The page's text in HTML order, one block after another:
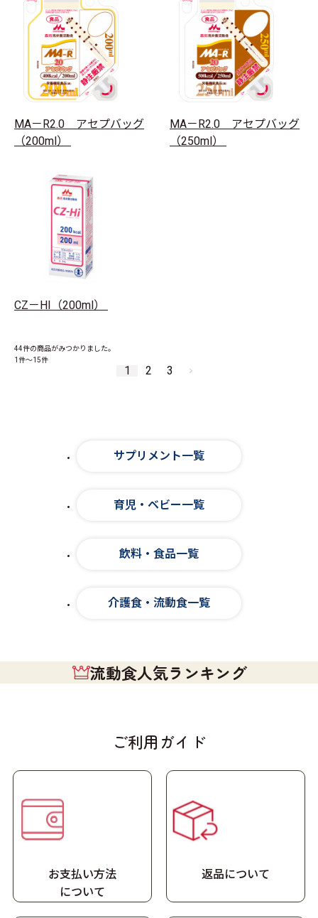
MA－R2.0 アセプバッグ
（200ml）
MA－R2.0 アセプバッグ
（250ml）
CZ－HI（200ml）
44件の商品がみつかりました。
1件～15件
1 2 3
サプリメント一覧
育児・ベビー一覧
飲料・食品一覧
介護食・流動食一覧
流動食人気ランキング
ご利用ガイド
お支払い方法
について
返品について